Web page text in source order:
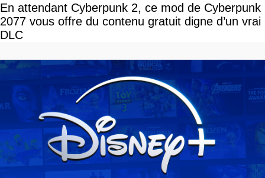
En attendant Cyberpunk 2, ce mod de Cyberpunk
2077 vous offre du contenu gratuit digne d’un vrai
DLC